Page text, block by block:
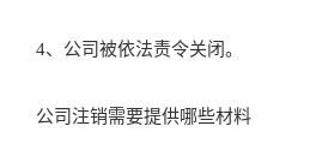
4、公司被依法责令关闭。
公司注销需要提供哪些材料